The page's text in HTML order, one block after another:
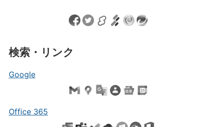
検索・リンク
Google
Office 365